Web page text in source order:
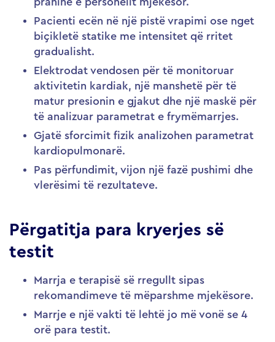
Pacienti ecën në një pistë vrapimi ose nget
biçikletë statike me intensitet që rritet
gradualisht.
Elektrodat vendosen për të monitoruar
aktivitetin kardiak, një manshetë për të
matur presionin e gjakut dhe një maskë për
të analizuar parametrat e frymëmarrjes.
Gjatë sforcimit fizik analizohen parametrat
kardiopulmonarë.
Pas përfundimit, vijon një fazë pushimi dhe
vlerësimi të rezultateve.
Përgatitja para kryerjes së
testit
Marrja e terapisë së rregullt sipas
rekomandimeve të mëparshme mjekësore.
Marrje e një vakti të lehtë jo më vonë se 4
orë para testit.